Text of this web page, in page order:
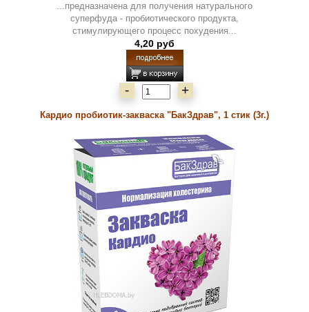
...предназначена для получения натурального
суперфуда - пробиотического продукта,
стимулирующего процесс похудения...
4,20 руб
- +
Кардио пробиотик-закваска "БакЗдрав", 1 стик (3г.)